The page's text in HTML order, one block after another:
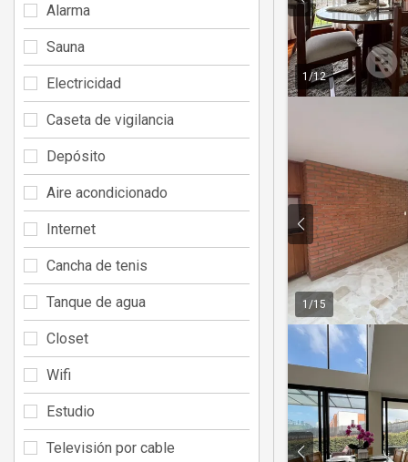
1 /12
1 /15
Alarma
Sauna
Electricidad
Caseta de vigilancia
Depósito
Aire acondicionado
Internet
Cancha de tenis
Tanque de agua
Closet
Wifi
Estudio
Televisión por cable